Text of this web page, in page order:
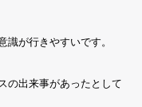
識が行きやすいです。
の出来事があったとして